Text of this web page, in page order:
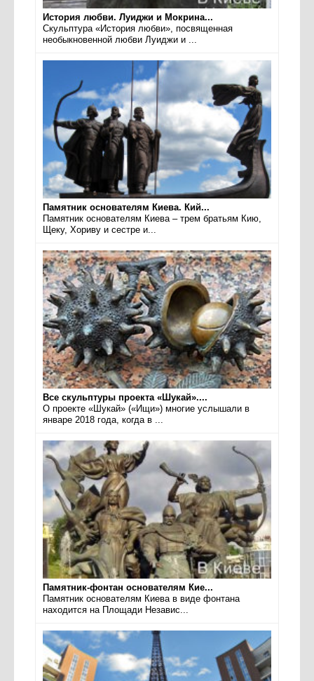
История любви. Луиджи и Мокрина...
Скульптура «История любви», посвященная
необыкновенной любви Луиджи и ...
Памятник основателям Киева. Кий...
Памятник основателям Киева – трем братьям Кию,
Щеку, Хориву и сестре и...
Все скульптуры проекта «Шукай»....
О проекте «Шукай» («Ищи») многие услышали в
январе 2018 года, когда в ...
Памятник-фонтан основателям Кие...
Памятник основателям Киева в виде фонтана
находится на Площади Независ...